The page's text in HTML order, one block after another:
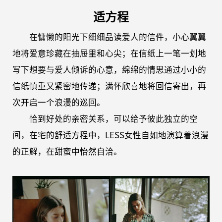
适方程
在慵懒的阳光下细细品读爱人的信件，小心翼翼
地将爱意珍藏在抽屉里和心尖；在信纸上一笔一划地
写下想要与爱人倾诉的心意，绵绵的情思通过小小的
信纸慎重又紧密地传递；满怀欣喜地将回信寄出，再
次开启一个浪漫的巡回。
恰到好处的亲密关系，可以给予彼此独立的空
间，在宅的舒适方程中，LESS女性自如地演算着浪漫
的正解，在甜蜜中怡然自洽。